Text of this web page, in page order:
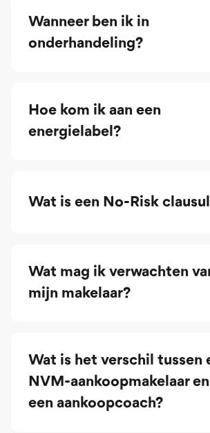
Wanneer ben ik in
onderhandeling?
Hoe kom ik aan een
energielabel?
Wat is een No-Risk
Wat mag ik verwachten
mijn makelaar?
Wat is het verschil tussen
NVM-aankoopmakelaar en
een aankoopcoach?